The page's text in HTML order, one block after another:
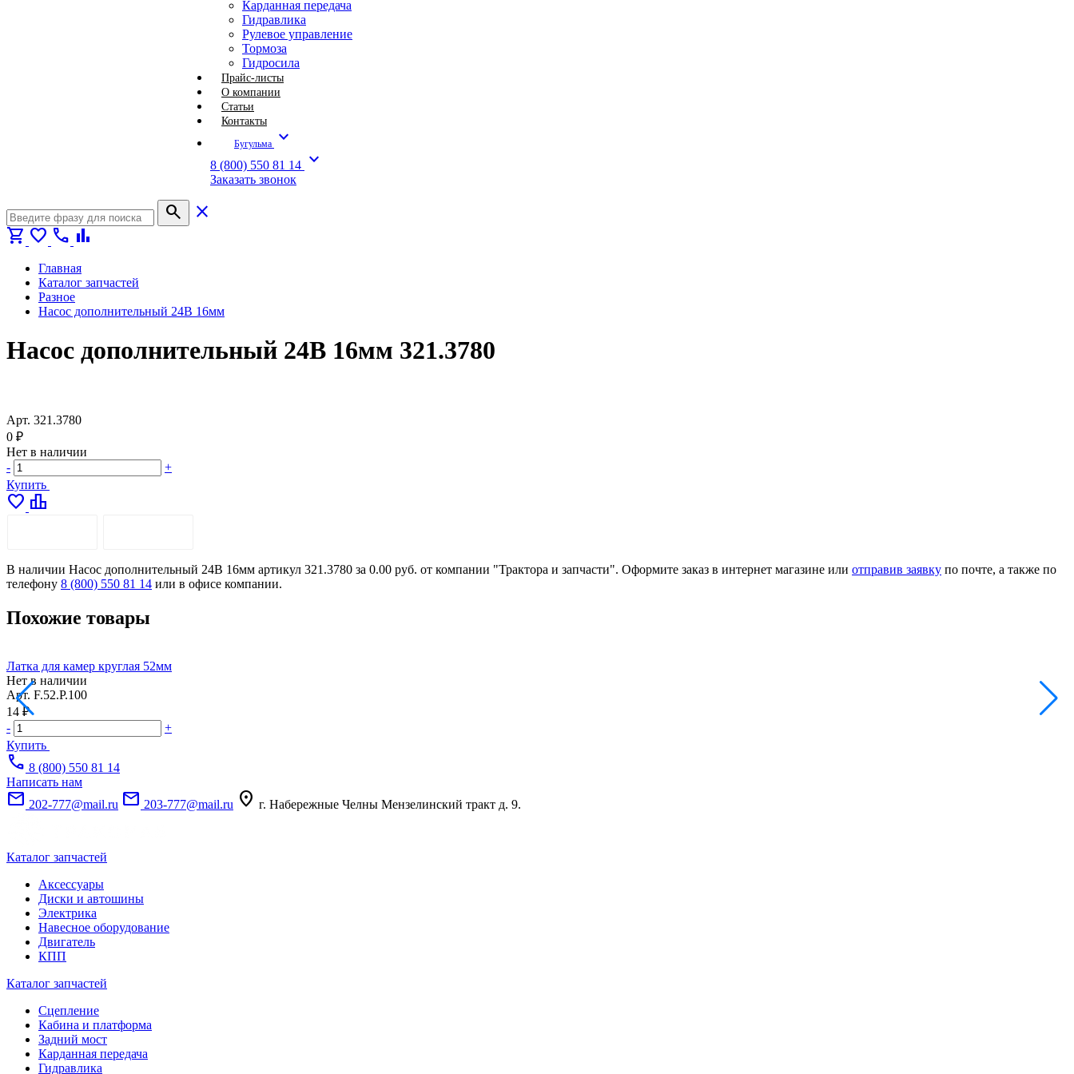
Карданная передача
Гидравлика
Рулевое управление
Тормоза
Гидросила
Прайс-листы
О компании
Статьи
Контакты
Бугульма expand_more
8 (800) 550 81 14 expand_more
Заказать звонок
search
close
shopping_cart favorite call bar_chart
Главная
Каталог запчастей
Разное
Насос дополнительный 24В 16мм
Насос дополнительный 24В 16мм 321.3780
Арт. 321.3780
0 ₽
Нет в наличии
-
+
Купить
favorite leaderboard
В наличии Насос дополнительный 24В 16мм артикул 321.3780 за 0.00 руб. от компании "Трактора и запчасти". Оформите заказ в интернет магазине или отправив заявку по почте, а также по
телефону 8 (800) 550 81 14 или в офисе компании.
Похожие товары
Латка для камер круглая 52мм
Нет в наличии
Арт. F.52.P.100
14 ₽
-
+
Купить
call 8 (800) 550 81 14
Написать нам
mail 202-777@mail.ru mail 203-777@mail.ru location_on г. Набережные Челны Мензелинский тракт д. 9.
Каталог запчастей
Аксессуары
Диски и автошины
Электрика
Навесное оборудование
Двигатель
КПП
Каталог запчастей
Сцепление
Кабина и платформа
Задний мост
Карданная передача
Гидравлика